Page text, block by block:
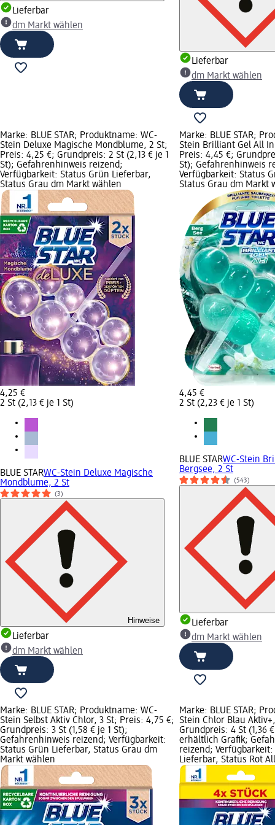
Lieferbar
dm Markt wählen
Lieferbar
dm Markt wählen
Marke: BLUE STAR; Produktname: WC-
Stein Deluxe Magische Mondblume, 2 St;
Preis: 4,25 €; Grundpreis: 2 St (2,13 € je 1
St); Gefahrenhinweis reizend;
Verfügbarkeit: Status Grün Lieferbar,
Status Grau dm Markt wählen
4,25 €
2 St (2,13 € je 1 St)
BLUE STARWC-Stein Deluxe Magische
Mondblume, 2 St
(3)
Hinweise
Lieferbar
dm Markt wählen
Marke: BLUE STAR;
Stein Brilliant Gel All
Preis: 4,45 €;
St); Gefahrenhinweis
Verfügbarkeit: Status
Status Grau dm Markt
4,45 €
2 St (2,23 € je 1 St)
BLUE STARWC-Stein
Bergsee, 2 St
(543)
Lieferbar
dm Markt wählen
Marke: BLUE STAR; Produktname: WC-
Stein Selbst Aktiv Chlor, 3 St; Preis: 4,75 €;
Grundpreis: 3 St (1,58 € je 1 St);
Gefahrenhinweis reizend; Verfügbarkeit:
Status Grün Lieferbar, Status Grau dm
Markt wählen
Marke: BLUE STAR;
Stein Chlor Blau
Grundpreis: 4 St (1,36
erhältlich Grafik;
reizend;
Lieferbar, Status Rot